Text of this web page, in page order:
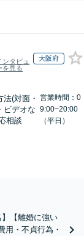
ンタビュ
を見る
大阪府
法(対面・
ビデオな
相談
営業時間：0
9:00~20:00
（平日）
】【離婚に強い
用・不貞行為・